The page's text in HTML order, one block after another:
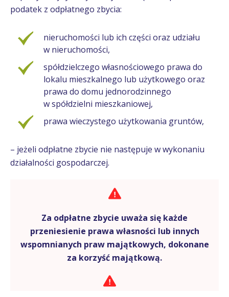
podatek z odpłatnego zbycia:
nieruchomości lub ich części oraz udziału
w nieruchomości,
spółdzielczego własnościowego prawa do
lokalu mieszkalnego lub użytkowego oraz
prawa do domu jednorodzinnego
w spółdzielni mieszkaniowej,
prawa wieczystego użytkowania gruntów,
– jeżeli odpłatne zbycie nie następuje w wykonaniu
działalności gospodarczej.
Za odpłatne zbycie uważa się każde
przeniesienie prawa własności lub innych
wspomnianych praw majątkowych, dokonane
za korzyść majątkową.